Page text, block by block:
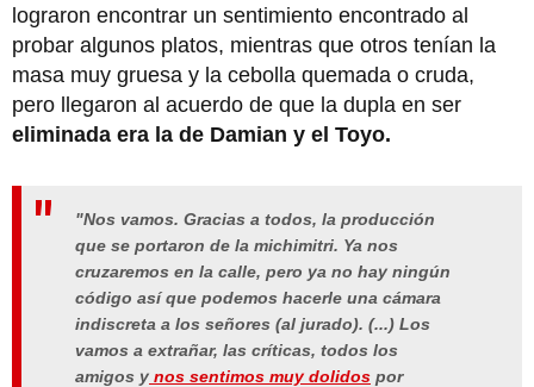
lograron encontrar un sentimiento encontrado al
probar algunos platos, mientras que otros tenían la
masa muy gruesa y la cebolla quemada o cruda,
pero llegaron al acuerdo de que la dupla en ser
eliminada era la de Damian y el Toyo.
"Nos vamos. Gracias a todos, la producción
que se portaron de la michimitri. Ya nos
cruzaremos en la calle, pero ya no hay ningún
código así que podemos hacerle una cámara
indiscreta a los señores (al jurado). (...) Los
vamos a extrañar, las críticas, todos los
amigos y nos sentimos muy dolidos por